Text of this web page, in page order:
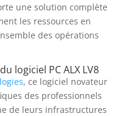
une solution complète
les ressources en
des opérations
logiciel PC ALX LV8
, ce logiciel novateur
des professionnels
de leurs infrastructures